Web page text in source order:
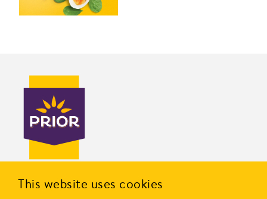
This website uses cookies
PRIOR er en av Norges mest kjente merkevarer innen